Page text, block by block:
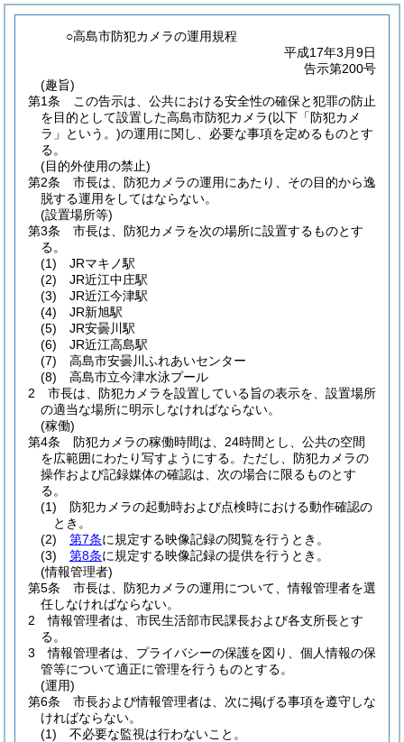
○高島市防犯カメラの運用規程
平成17年3月9日
告示第200号
(趣旨)
第1条
この告示は、公共における安全性の確保と犯罪の防止
を目的として設置した高島市防犯カメラ(以下「防犯カメ
ラ」という。)の運用に関し、必要な事項を定めるものとす
る。
(目的外使用の禁止)
第2条
市長は、防犯カメラの運用にあたり、その目的から逸
脱する運用をしてはならない。
(設置場所等)
第3条
市長は、防犯カメラを次の場所に設置するものとす
る。
(1)
JRマキノ駅
(2)
JR近江中庄駅
(3)
JR近江今津駅
(4)
JR新旭駅
(5)
JR安曇川駅
(6)
JR近江高島駅
(7)
高島市安曇川ふれあいセンター
(8)
高島市立今津水泳プール
2
市長は、防犯カメラを設置している旨の表示を、設置場所
の適当な場所に明示しなければならない。
(稼働)
第4条
防犯カメラの稼働時間は、24時間とし、公共の空間
を広範囲にわたり写すようにする。 ただし、防犯カメラの
操作および記録媒体の確認は、次の場合に限るものとす
る。
(1)
防犯カメラの起動時および点検時における動作確認の
とき。
(2)
第7条に規定する映像記録の閲覧を行うとき。
(3)
第8条に規定する映像記録の提供を行うとき。
(情報管理者)
第5条
市長は、防犯カメラの運用について、情報管理者を選
任しなければならない。
2
情報管理者は、市民生活部市民課長および各支所長とす
る。
3
情報管理者は、プライバシーの保護を図り、個人情報の保
管等について適正に管理を行うものとする。
(運用)
第6条
市長および情報管理者は、次に掲げる事項を遵守しな
ければならない。
(1)
不必要な監視は行わないこと。